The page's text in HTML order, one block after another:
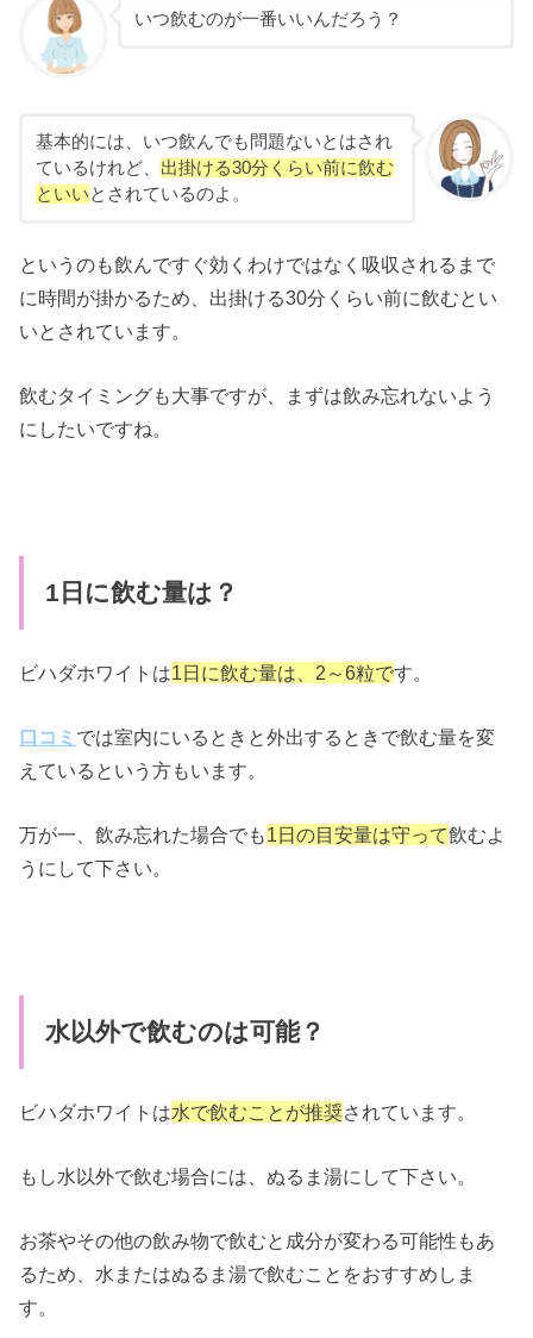
いつ飲むのが一番いいんだろう？
基本的には、いつ飲んでも問題ないとはされ
ているけれど、 出掛ける30分くらい前に飲む
といいとされているのよ。
というのも飲んですぐ効くわけではなく吸収されるまで
に時間が掛かるため、出掛ける30分くらい前に飲むとい
いとされています。
飲むタイミングも大事ですが、まずは飲み忘れないよう
にしたいですね。
1日に飲む量は？
ビハダホワイトは1日に飲む量は、2～6粒です。
口コミ では室内にいるときと外出するときで飲む量を変
えているという方もいます。
万が一、飲み忘れた場合でも1日の目安量は守って飲むよ
うにして下さい。
水以外で飲むのは可能？
ビハダホワイトは水で飲むことが推奨されています。
もし水以外で飲む場合には、ぬるま湯にして下さい。
お茶やその他の飲み物で飲むと成分が変わる可能性もあ
るため、水またはぬるま湯で飲むことをおすすめしま
す。